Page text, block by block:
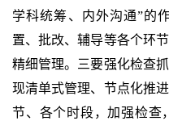
学科统筹、内外沟通”的
置、批改、辅导等各个环
精细管理。三要强化检查
现清单式管理、节点化推
节、各个时段，加强检查